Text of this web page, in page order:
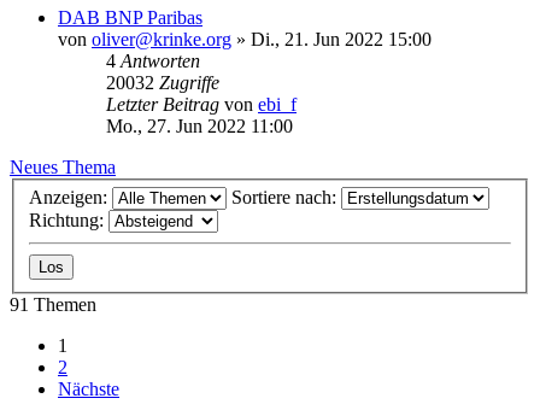
DAB BNP Paribas
von oliver@krinke.org » Di., 21. Jun 2022 15:00
4 Antworten
20032 Zugriffe
Letzter Beitrag von ebi_f
Mo., 27. Jun 2022 11:00
Neues Thema
Anzeigen:
Sortiere nach:
Richtung:
91 Themen
1
2
Nächste